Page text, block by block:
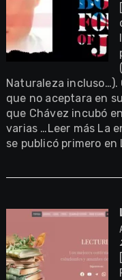
Naturaleza incluso…).
que no aceptara en
que Chávez incubó
varias …Leer más La
se publicó primero en